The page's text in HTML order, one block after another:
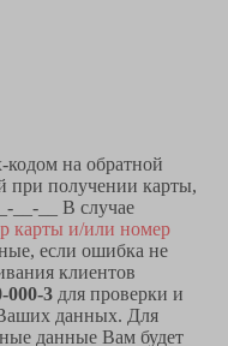
на обратной
при получении карты,
__-__ В случае
карты и/или номер
если ошибка не
клиентов
000-3 для проверки и
данных. Для
данные Вам будет